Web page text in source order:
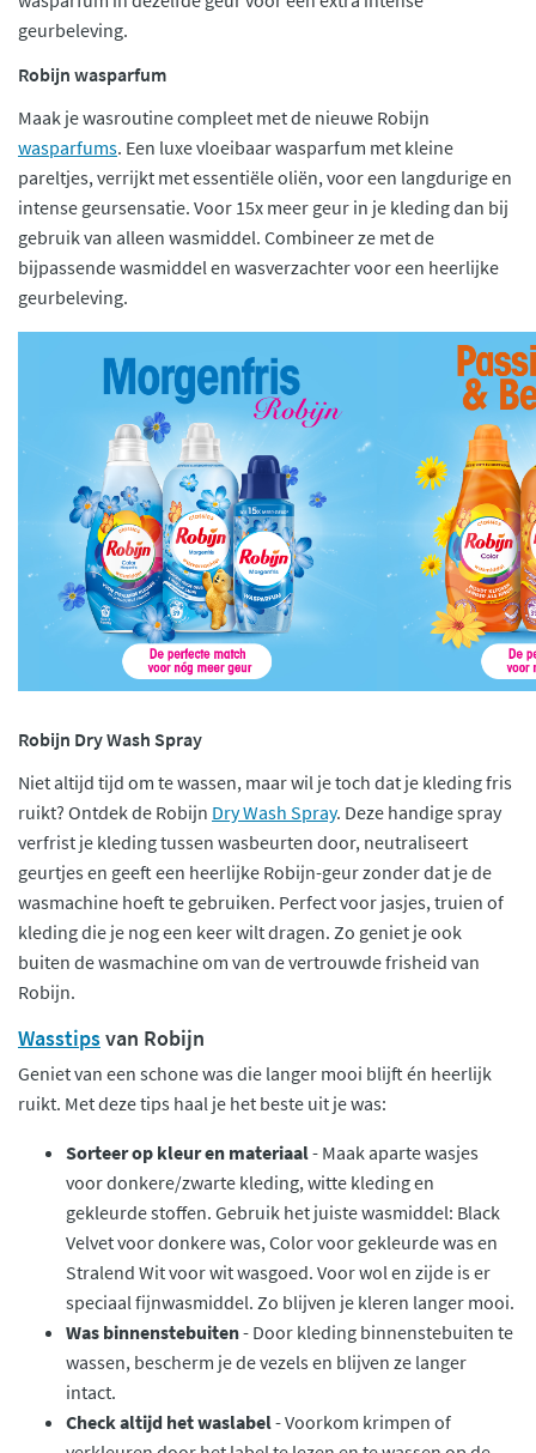
geurbeleving.
Robijn wasparfum
Maak je wasroutine compleet met de nieuwe Robijn
wasparfums. Een luxe vloeibaar wasparfum met kleine
pareltjes, verrijkt met essentiële oliën, voor een langdurige en
intense geursensatie. Voor 15x meer geur in je kleding dan bij
gebruik van alleen wasmiddel. Combineer ze met de
bijpassende wasmiddel en wasverzachter voor een heerlijke
geurbeleving.
Robijn Dry Wash Spray
Niet altijd tijd om te wassen, maar wil je toch dat je kleding fris
ruikt? Ontdek de Robijn Dry Wash Spray. Deze handige spray
verfrist je kleding tussen wasbeurten door, neutraliseert
geurtjes en geeft een heerlijke Robijn-geur zonder dat je de
wasmachine hoeft te gebruiken. Perfect voor jasjes, truien of
kleding die je nog een keer wilt dragen. Zo geniet je ook
buiten de wasmachine om van de vertrouwde frisheid van
Robijn.
Wasstipsvan Robijn
Geniet van een schone was die langer mooi blijft én heerlijk
ruikt. Met deze tips haal je het beste uit je was:
Sorteer op kleur en materiaal- Maak aparte wasjes
voor donkere/zwarte kleding, witte kleding en
gekleurde stoffen. Gebruik het juiste wasmiddel: Black
Velvet voor donkere was, Color voor gekleurde was en
Stralend Wit voor wit wasgoed. Voor wol en zijde is er
speciaal fijnwasmiddel. Zo blijven je kleren langer mooi.
Was binnenstebuiten- Door kleding binnenstebuiten te
wassen, bescherm je de vezels en blijven ze langer
intact.
Check altijd het waslabel- Voorkom krimpen of